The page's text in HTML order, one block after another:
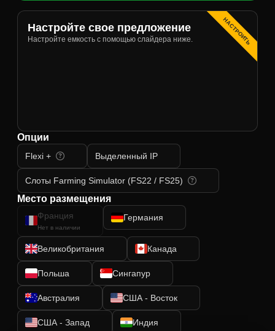
НАСТРОИТЬ
Настройте свое предложение
Настройте емкость с помощью слайдера ниже.
Опции
Flexi + Выделенный IP
Слоты Farming Simulator (FS22 / FS25)
Место размещения
Франция
Нет в наличии
Германия
Великобритания Канада
Польша Сингапур
Австралия США - Восток
США - Запад Индия